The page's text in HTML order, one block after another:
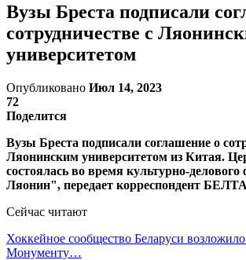
Вузы Бреста подписали
сотрудничестве с
университетом
Опубликовано Июл 14, 2023
72
Поделится
Вузы Бреста подписали соглашение о
Ляонинским университетом из Китая.
состоялась во время культурно-
Ляонин", передает корреспондент
Сейчас читают
Хоккейное сообщество Беларуси
Монументу…